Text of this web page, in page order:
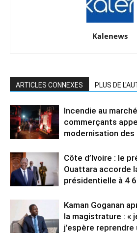
Kalenews
ARTICLES CONNEXES PLUS DE
Incendie au
commerçants
modernisation
Côte d’Ivoire : le
Ouattara accorde
présidentielle à 4
Kaman Goganan
la magistrature : «
j’espère reprendre